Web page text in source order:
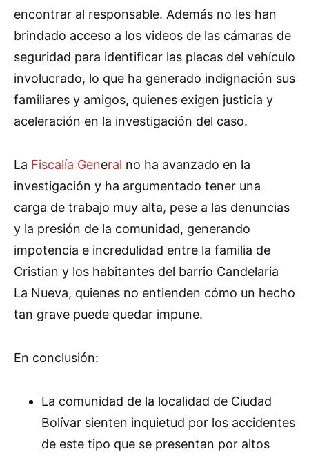
encontrar al responsable. Además no les han
brindado acceso a los videos de las cámaras de
seguridad para identificar las placas del vehículo
involucrado, lo que ha generado indignación sus
familiares y amigos, quienes exigen justicia y
aceleración en la investigación del caso.
La Fiscalía General no ha avanzado en la
investigación y ha argumentado tener una
carga de trabajo muy alta, pese a las denuncias
y la presión de la comunidad, generando
impotencia e incredulidad entre la familia de
Cristian y los habitantes del barrio Candelaria
La Nueva, quienes no entienden cómo un hecho
tan grave puede quedar impune.
En conclusión:
La comunidad de la localidad de Ciudad
Bolívar sienten inquietud por los accidentes
de este tipo que se presentan por altos